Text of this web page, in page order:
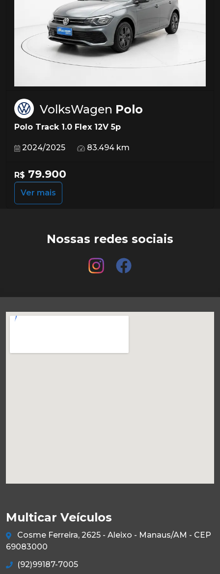
VolksWagen Polo
Polo Track 1.0 Flex 12V 5p
2024/2025 83.494 km
R$ 79.900
Ver mais
Nossas redes sociais
Multicar Veículos
Cosme Ferreira, 2625 - Aleixo - Manaus/AM - CEP
69083000
(92)99187-7005